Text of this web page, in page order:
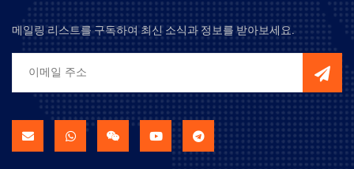
메일링 리스트를 구독하여 최신 소식과 정보를 받아보세요.